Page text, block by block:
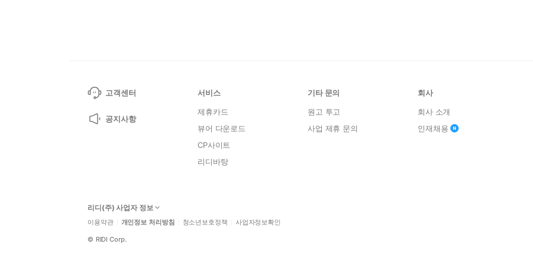
고객센터
공지사항
서비스
제휴카드
뷰어 다운로드
CP사이트
리디바탕
기타 문의
원고 투고
사업 제휴 문의
회사
회사 소개
인재채용
리디(주) 사업자 정보
이용약관 개인정보 처리방침 청소년보호정책 사업자정보확인
© RIDI Corp.